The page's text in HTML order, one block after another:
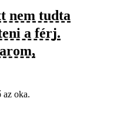
nem tudta
a férj.
az oka.